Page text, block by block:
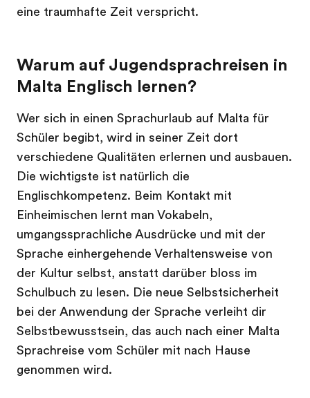
eine traumhafte Zeit verspricht.
Warum auf Jugendsprachreisen in
Malta Englisch lernen?
Wer sich in einen Sprachurlaub auf Malta für
Schüler begibt, wird in seiner Zeit dort
verschiedene Qualitäten erlernen und ausbauen.
Die wichtigste ist natürlich die
Englischkompetenz. Beim Kontakt mit
Einheimischen lernt man Vokabeln,
umgangssprachliche Ausdrücke und mit der
Sprache einhergehende Verhaltensweise von
der Kultur selbst, anstatt darüber bloss im
Schulbuch zu lesen. Die neue Selbstsicherheit
bei der Anwendung der Sprache verleiht dir
Selbstbewusstsein, das auch nach einer Malta
Sprachreise vom Schüler mit nach Hause
genommen wird.